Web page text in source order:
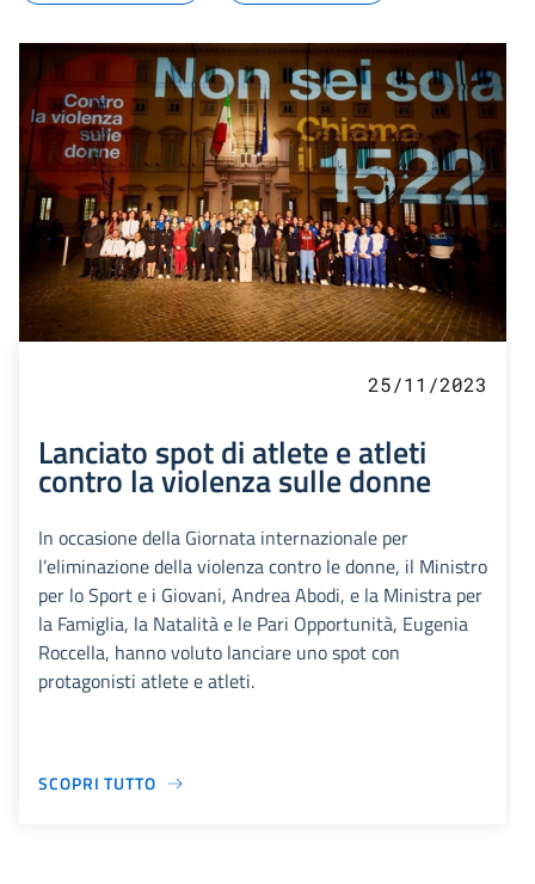
25/11/2023
Lanciato spot di atlete e atleti
contro la violenza sulle donne
In occasione della Giornata internazionale per
l’eliminazione della violenza contro le donne, il Ministro
per lo Sport e i Giovani, Andrea Abodi, e la Ministra per
la Famiglia, la Natalità e le Pari Opportunità, Eugenia
Roccella, hanno voluto lanciare uno spot con
protagonisti atlete e atleti.
SCOPRI TUTTO